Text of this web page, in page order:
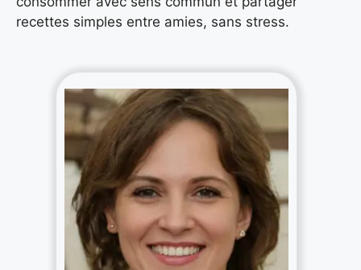
recettes simples entre amies, sans stress.